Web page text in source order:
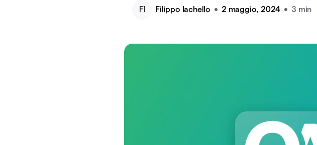
FI Filippo Iachello 2 maggio, 2024 3 min